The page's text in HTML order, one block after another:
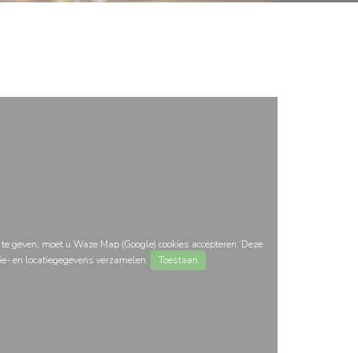
geven, moet u Waze Map (Google) cookies accepteren. Deze
en locatiegegevens verzamelen.
Toestaan